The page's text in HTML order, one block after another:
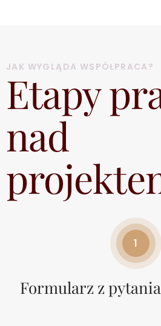
JAK WYGLĄDA WSPÓŁPRACA?
Etapy
nad
1
Formularz z